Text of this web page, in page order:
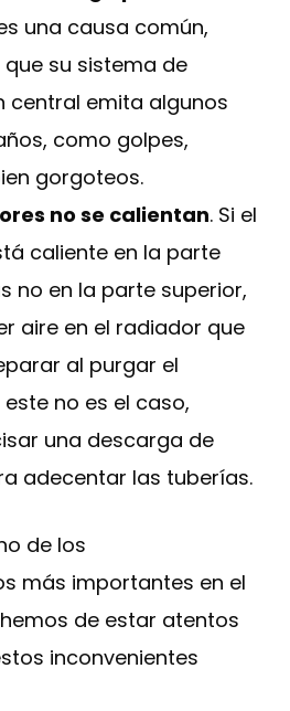
una causa común,
su sistema de
central emita algunos
como golpes,
gorgoteos.
no se calientan. Si el
caliente en la parte
no en la parte superior,
aire en el radiador que
al purgar el
no es el caso,
una descarga de
adecentar las tuberías.
de los
más importantes en el
de estar atentos
inconvenientes